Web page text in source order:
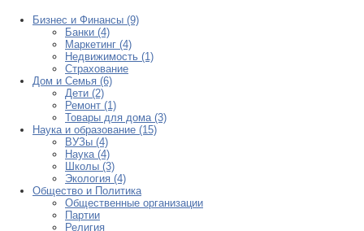
RU
Бизнес и Финансы (9)
Банки (4)
Маркетинг (4)
Недвижимость (1)
Страхование
Дом и Семья (6)
Дети (2)
Ремонт (1)
Товары для дома (3)
Наука и образование (15)
ВУЗы (4)
Наука (4)
Школы (3)
Экология (4)
Общество и Политика
Общественные организации
Партии
Религия